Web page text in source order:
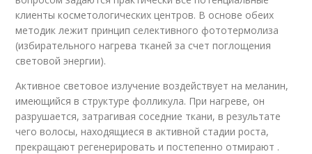
клиенты косметологических центров. В основе обеих
методик лежит принцип селективного фототермолиза
(избирательного нагрева тканей за счет поглощения
световой энергии).
Активное световое излучение воздействует на меланин,
имеющийся в структуре фолликула. При нагреве, он
разрушается, затрагивая соседние ткани, в результате
чего волосы, находящиеся в активной стадии роста,
прекращают регенерировать и постепенно отмирают .